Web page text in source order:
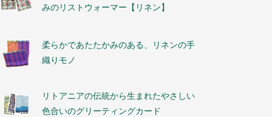
みのリストウォーマー【リネン】
柔らかであたたかみのある、リネンの手
織りモノ
リトアニアの伝統から生まれたやさしい
色合いのグリーティングカード